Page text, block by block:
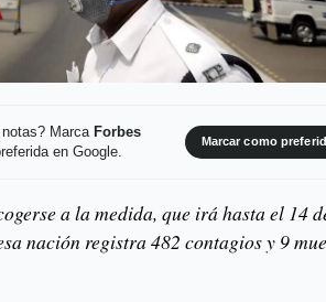
Marca Forbes
en Google.
Marcar como
a la medida, que irá hasta el 14
nación registra 482 contagios y 9